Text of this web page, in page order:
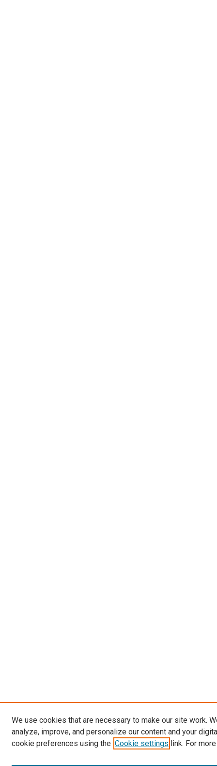
We use cookies that are necessary to make our site work.
analyze, improve, and personalize our content and your
cookie preferences using the Cookie settings link. For